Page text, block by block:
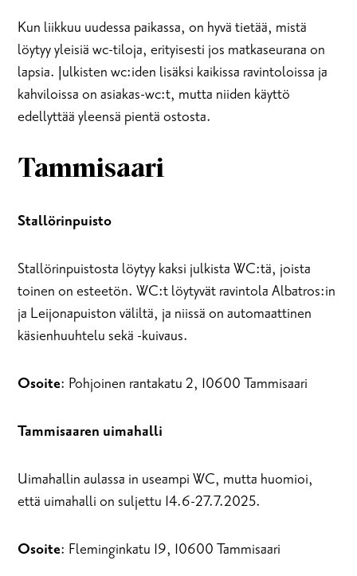
Kun liikkuu uudessa paikassa, on hyvä tietää, mistä
löytyy yleisiä wc-tiloja, erityisesti jos matkaseurana on
lapsia. Julkisten wc:iden lisäksi kaikissa ravintoloissa ja
kahviloissa on asiakas-wc:t, mutta niiden käyttö
edellyttää yleensä pientä ostosta.
Tammisaari
Stallörinpuisto
Stallörinpuistosta löytyy kaksi julkista WC:tä, joista
toinen on esteetön. WC:t löytyvät ravintola Albatros:in
ja Leijonapuiston väliltä, ja niissä on automaattinen
käsienhuuhtelu sekä -kuivaus.
Osoite: Pohjoinen rantakatu 2, 10600 Tammisaari
Tammisaaren uimahalli
Uimahallin aulassa in useampi WC, mutta huomioi,
että uimahalli on suljettu 14.6-27.7.2025.
Osoite: Fleminginkatu 19, 10600 Tammisaari